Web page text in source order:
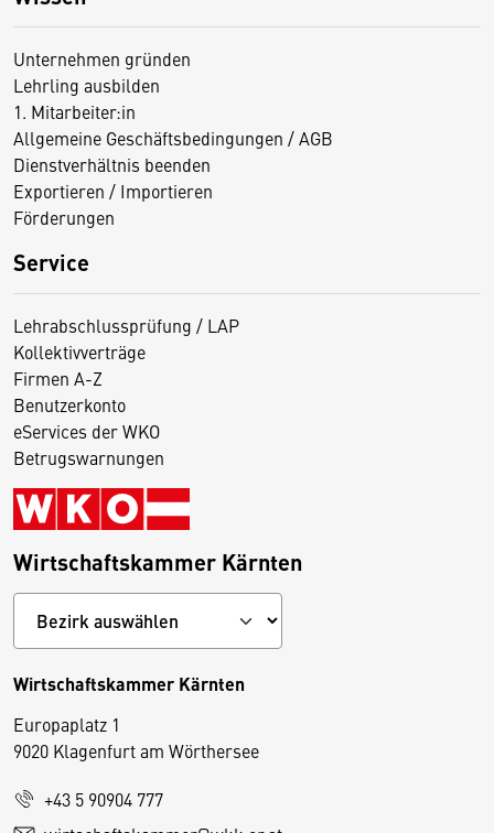
Unternehmen gründen
Lehrling ausbilden
1. Mitarbeiter:in
Allgemeine Geschäftsbedingungen / AGB
Dienstverhältnis beenden
Exportieren / Importieren
Förderungen
Service
Lehrabschlussprüfung / LAP
Kollektivverträge
Firmen A-Z
Benutzerkonto
eServices der WKO
Betrugswarnungen
Wirtschaftskammer Kärnten
Wirtschaftskammer Kärnten
Europaplatz 1
9020 Klagenfurt am Wörthersee
+43 5 90904 777
D